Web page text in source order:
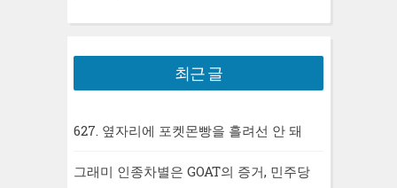
최근 글
627. 옆자리에 포켓몬빵을 흘려선 안 돼
그래미 인종차별은 GOAT의 증거, 민주당